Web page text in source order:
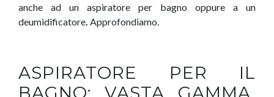
anche ad un aspiratore per bagno oppure a un
deumidificatore Approfondiamo.
ASPIRATORE PER IL
BAGNO: VASTA GAMMA,